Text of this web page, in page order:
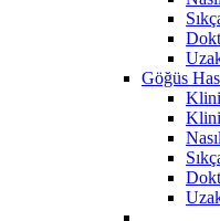
Göğüs